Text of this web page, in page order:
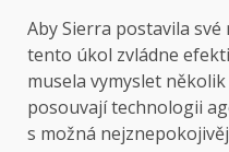
Aby Sierra postavila
tento úkol zvládne
musela vymyslet
posouvají technologii
s možná